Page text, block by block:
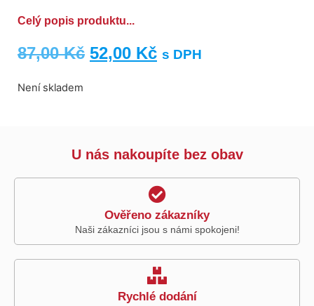
Celý popis produktu...
87,00Kč 52,00 Kč s DPH
Není skladem
U nás nakoupíte bez obav
Ověřeno zákazníky
Naši zákazníci jsou s námi spokojeni!
Rychlé dodání